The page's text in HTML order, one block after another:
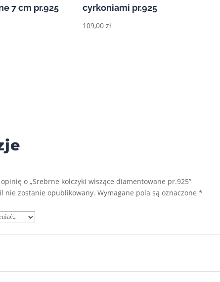
7 cm pr.925
cyrkoniami pr.925
109,00zł
o „Srebrne kolczyki wiszące diamentowane pr.925”
nie zostanie opublikowany. Wymagane pola są oznaczone*